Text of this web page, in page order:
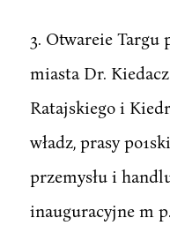
3. Otwareie Targu
miasta Dr.
Ratajskiego i
władz, prasy
przemysłu i
inauguracyjne m